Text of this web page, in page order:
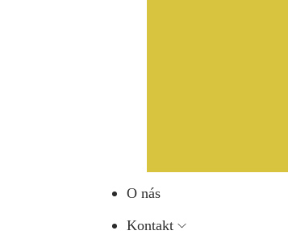
O nás
Kontakt